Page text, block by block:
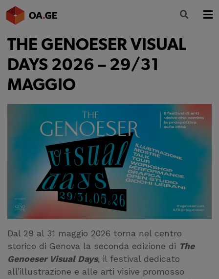
L’ORDINE
AMMINISTRAZIONE TRASPARENTE
ALBO
FORMAZIONE
NEWS
THE GENOESER VISUAL
DAYS 2026 – 29/31
MAGGIO
Dal 29 al 31 maggio 2026 torna nel centro
storico di Genova la seconda edizione di The
Genoeser Visual Days, il festival dedicato
all’illustrazione e alle arti visive promosso